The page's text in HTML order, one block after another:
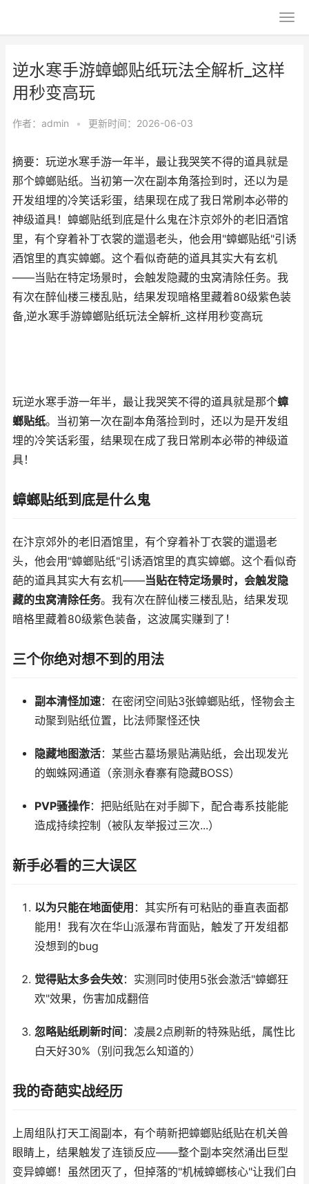
逆水寒手游蟑螂贴纸玩法全解析_这样
用秒变高玩
作者： admin • 更新时间：2026-06-03
摘要：玩逆水寒手游一年半，最让我哭笑不得的道具就是
那个蟑螂贴纸。当初第一次在副本角落捡到时，还以为是
开发组埋的冷笑话彩蛋，结果现在成了我日常刷本必带的
神级道具！蟑螂贴纸到底是什么鬼在汴京郊外的老旧酒馆
里，有个穿着补丁衣裳的邋遢老头，他会用"蟑螂贴纸"引诱
酒馆里的真实蟑螂。这个看似奇葩的道具其实大有玄机
——当贴在特定场景时，会触发隐藏的虫窝清除任务。我
有次在醉仙楼三楼乱贴，结果发现暗格里藏着80级紫色装
备,逆水寒手游蟑螂贴纸玩法全解析_这样用秒变高玩
玩逆水寒手游一年半，最让我哭笑不得的道具就是那个蟑
螂贴纸。当初第一次在副本角落捡到时，还以为是开发组
埋的冷笑话彩蛋，结果现在成了我日常刷本必带的神级道
具！
蟑螂贴纸到底是什么鬼
在汴京郊外的老旧酒馆里，有个穿着补丁衣裳的邋遢老
头，他会用"蟑螂贴纸"引诱酒馆里的真实蟑螂。这个看似奇
葩的道具其实大有玄机——当贴在特定场景时，会触发隐
藏的虫窝清除任务。我有次在醉仙楼三楼乱贴，结果发现
暗格里藏着80级紫色装备，这波属实赚到了！
三个你绝对想不到的用法
副本清怪加速：在密闭空间贴3张蟑螂贴纸，怪物会主
动聚到贴纸位置，比法师聚怪还快
隐藏地图激活：某些古墓场景贴满贴纸，会出现发光
的蜘蛛网通道（亲测永春寨有隐藏BOSS）
PVP骚操作：把贴纸贴在对手脚下，配合毒系技能能
造成持续控制（被队友举报过三次...）
新手必看的三大误区
以为只能在地面使用 ：其实所有可粘贴的垂直表面都
能用！我有次在华山派瀑布背面贴，触发了开发组都
没想到的bug
觉得贴太多会失效：实测同时使用5张会激活"蟑螂狂
欢"效果，伤害加成翻倍
忽略贴纸刷新时间 ：凌晨2点刷新的特殊贴纸，属性比
白天好30%（别问我怎么知道的）
我的奇葩实战经历
上周组队打天工阁副本，有个萌新把蟑螂贴纸贴在机关兽
眼睛上，结果触发了连锁反应——整个副本突然涌出巨型
变异蟑螂！虽然团灭了，但掉落的"机械蟑螂核心"让我们白